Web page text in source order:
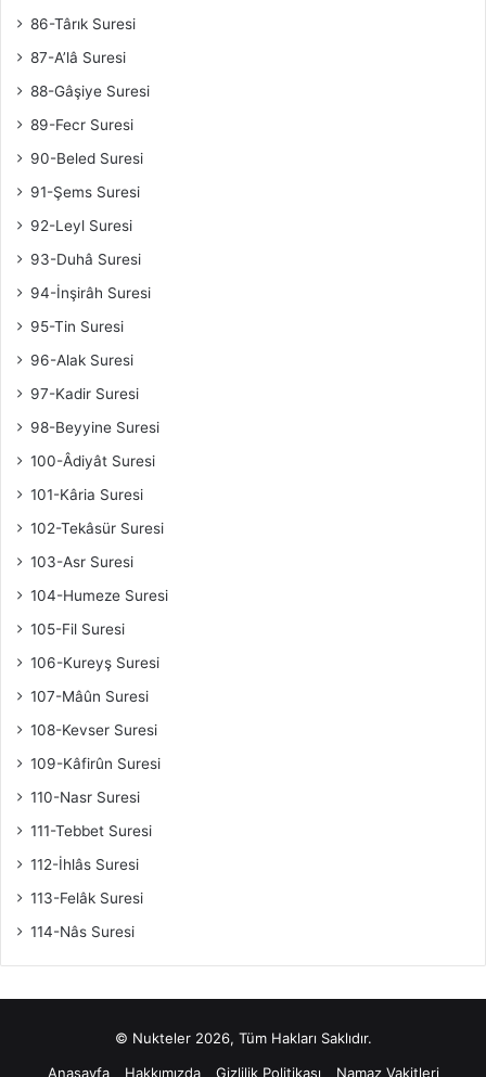
86-Târık Suresi
87-A’lâ Suresi
88-Gâşiye Suresi
89-Fecr Suresi
90-Beled Suresi
91-Şems Suresi
92-Leyl Suresi
93-Duhâ Suresi
94-İnşirâh Suresi
95-Tin Suresi
96-Alak Suresi
97-Kadir Suresi
98-Beyyine Suresi
100-Âdiyât Suresi
101-Kâria Suresi
102-Tekâsür Suresi
103-Asr Suresi
104-Humeze Suresi
105-Fil Suresi
106-Kureyş Suresi
107-Mâûn Suresi
108-Kevser Suresi
109-Kâfirûn Suresi
110-Nasr Suresi
111-Tebbet Suresi
112-İhlâs Suresi
113-Felâk Suresi
114-Nâs Suresi
© Nukteler 2026, Tüm Hakları Saklıdır.
Anasayfa
Hakkımızda Gizlilik Politikası Namaz Vakitleri